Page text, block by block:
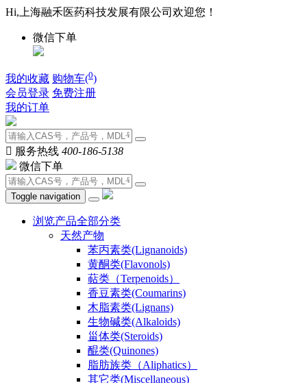
Hi,上海融禾医药科技发展有限公司欢迎您！
微信下单
我的收藏 购物车(0)
会员登录 免费注册
我的订单
 服务热线 400-186-5138
微信下单
Toggle navigation
浏览产品全部分类
天然产物
苯丙素类(Lignanoids)
黄酮类(Flavonols)
萜类（Terpenoids）
香豆素类(Coumarins)
木脂素类(Lignans)
生物碱类(Alkaloids)
甾体类(Steroids)
醌类(Quinones)
脂肪族类（Aliphatics）
其它类(Miscellaneous)